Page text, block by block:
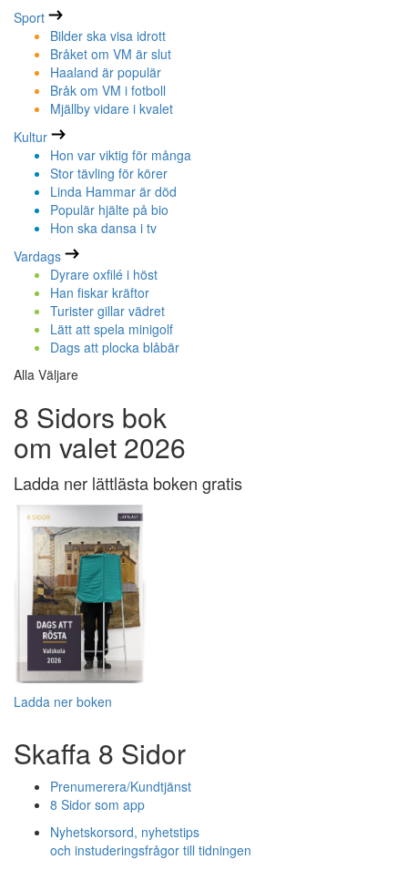
Sport
Bilder ska visa idrott
Bråket om VM är slut
Haaland är populär
Bråk om VM i fotboll
Mjällby vidare i kvalet
Kultur
Hon var viktig för många
Stor tävling för körer
Linda Hammar är död
Populär hjälte på bio
Hon ska dansa i tv
Vardags
Dyrare oxfilé i höst
Han fiskar kräftor
Turister gillar vädret
Lätt att spela minigolf
Dags att plocka blåbär
Alla Väljare
8 Sidors bok
om valet 2026
Ladda ner lättlästa boken gratis
Ladda ner boken
Skaffa 8 Sidor
Prenumerera/Kundtjänst
8 Sidor som app
Nyhetskorsord, nyhetstips
och instuderingsfrågor till tidningen